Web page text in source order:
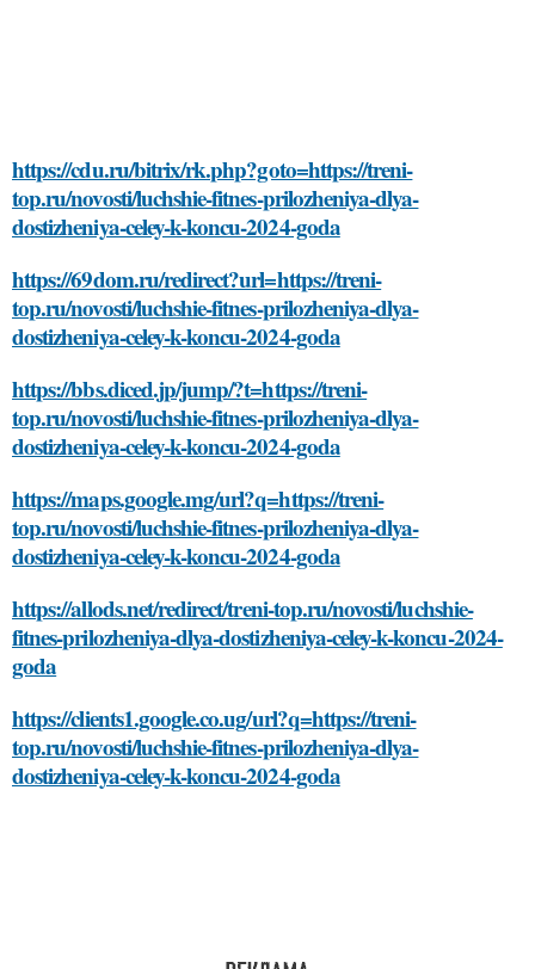
https://cdu.ru/bitrix/rk.php?goto=https://treni-
top.ru/novosti/luchshie-fitnes-prilozheniya-dlya-
dostizheniya-celey-k-koncu-2024-goda
https://69dom.ru/redirect?url=https://treni-
top.ru/novosti/luchshie-fitnes-prilozheniya-dlya-
dostizheniya-celey-k-koncu-2024-goda
https://bbs.diced.jp/jump/?t=https://treni-
top.ru/novosti/luchshie-fitnes-prilozheniya-dlya-
dostizheniya-celey-k-koncu-2024-goda
https://maps.google.mg/url?q=https://treni-
top.ru/novosti/luchshie-fitnes-prilozheniya-dlya-
dostizheniya-celey-k-koncu-2024-goda
https://allods.net/redirect/treni-top.ru/novosti/luchshie-
fitnes-prilozheniya-dlya-dostizheniya-celey-k-koncu-2024-
goda
https://clients1.google.co.ug/url?q=https://treni-
top.ru/novosti/luchshie-fitnes-prilozheniya-dlya-
dostizheniya-celey-k-koncu-2024-goda